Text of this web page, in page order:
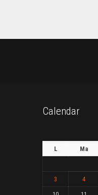
Calendar
L Ma
3
4